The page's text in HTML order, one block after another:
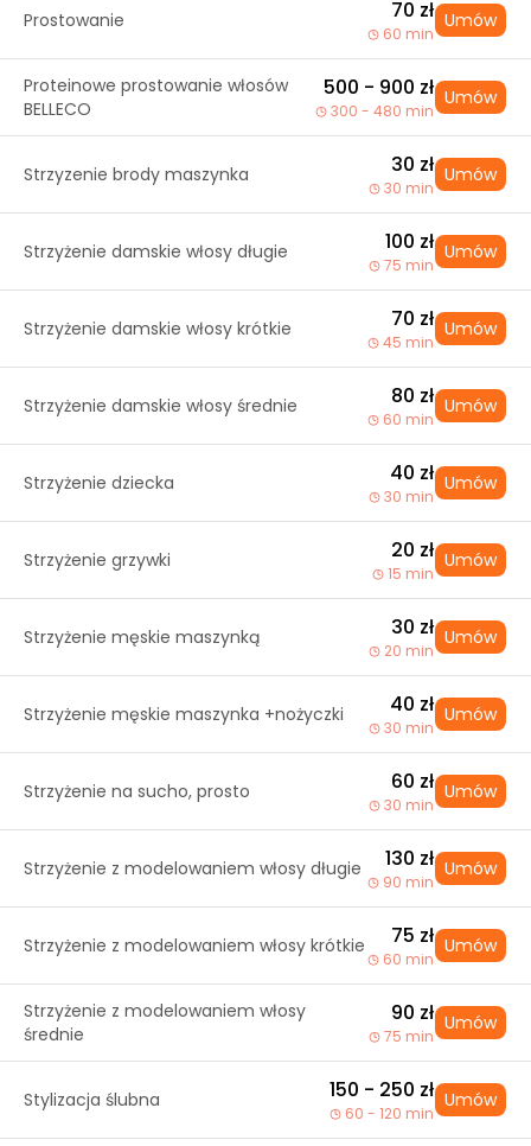
Prostowanie 70 zł
60 min
Umów
Proteinowe prostowanie włosów
BELLECO
500 - 900 zł
300 - 480 min
Umów
Strzyzenie brody maszynka 30 zł
30 min
Umów
Strzyżenie damskie włosy długie 100 zł
75 min
Umów
Strzyżenie damskie włosy krótkie 70 zł
45 min
Umów
Strzyżenie damskie włosy średnie 80 zł
60 min
Umów
Strzyżenie dziecka 40 zł
30 min
Umów
Strzyżenie grzywki 20 zł
15 min
Umów
Strzyżenie męskie maszynką 30 zł
20 min
Umów
Strzyżenie męskie maszynka +nożyczki 40 zł
30 min
Umów
Strzyżenie na sucho, prosto 60 zł
30 min
Umów
Strzyżenie z modelowaniem włosy długie 130 zł
90 min
Umów
Strzyżenie z modelowaniem włosy krótkie 75 zł
60 min
Umów
Strzyżenie z modelowaniem włosy
średnie
90 zł
75 min
Umów
Stylizacja ślubna 150 - 250 zł
60 - 120 min
Umów